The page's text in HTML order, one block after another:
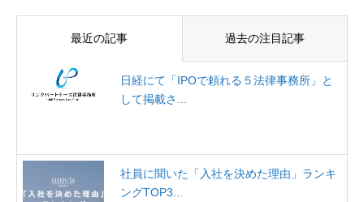
最近の記事 過去の注目記事
日経にて「IPOで頼れる５法律事務所」と
して掲載さ...
社員に聞いた「入社を決めた理由」ランキ
ングTOP3...